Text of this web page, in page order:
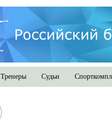
Тренеры Судьи